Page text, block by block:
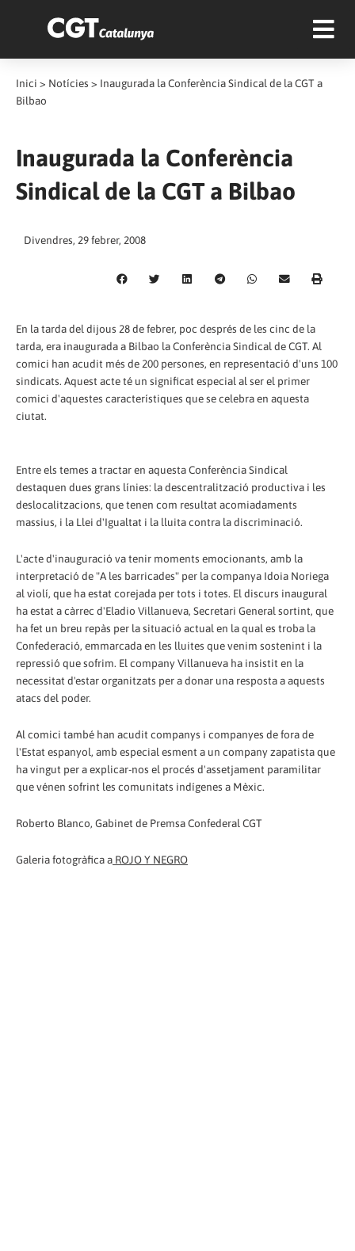
Inici > Notícies > Inaugurada la Conferència Sindical de la CGT a
Bilbao
Inaugurada la Conferència
Sindical de la CGT a Bilbao
Divendres, 29 febrer, 2008
En la tarda del dijous 28 de febrer, poc després de les cinc de la
tarda, era inaugurada a Bilbao la Conferència Sindical de CGT. Al
comici han acudit més de 200 persones, en representació d'uns 100
sindicats. Aquest acte té un significat especial al ser el primer
comici d'aquestes característiques que se celebra en aquesta
ciutat.
Entre els temes a tractar en aquesta Conferència Sindical
destaquen dues grans línies: la descentralització productiva i les
deslocalitzacions, que tenen com resultat acomiadaments
massius, i la Llei d'Igualtat i la lluita contra la discriminació.
L'acte d'inauguració va tenir moments emocionants, amb la
interpretació de "A les barricades" per la companya Idoia Noriega
al violí, que ha estat corejada per tots i totes. El discurs inaugural
ha estat a càrrec d'Eladio Villanueva, Secretari General sortint, que
ha fet un breu repàs per la situació actual en la qual es troba la
Confederació, emmarcada en les lluites que venim sostenint i la
repressió que sofrim. El company Villanueva ha insistit en la
necessitat d'estar organitzats per a donar una resposta a aquests
atacs del poder.
Al comici també han acudit companys i companyes de fora de
l'Estat espanyol, amb especial esment a un company zapatista que
ha vingut per a explicar-nos el procés d'assetjament paramilitar
que vénen sofrint les comunitats indígenes a Mèxic.
Roberto Blanco, Gabinet de Premsa Confederal CGT
Galeria fotogràfica a ROJO Y NEGRO